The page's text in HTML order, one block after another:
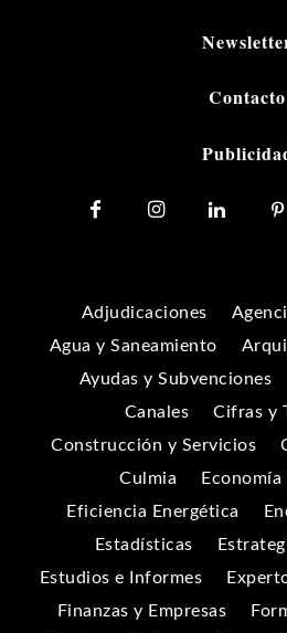
Contacto
Adjudicaciones
Agua y Saneamiento
Ayudas y Subvenciones
Canales
Cifras y
Construcción y Servicios
Culmia
Eficiencia Energética
Estadísticas
Estudios e Informes
Finanzas y Empresas